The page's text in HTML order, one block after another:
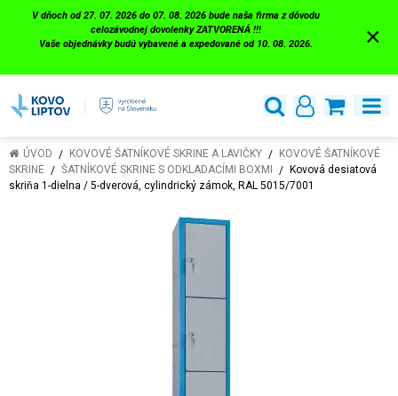
V dňoch od 27. 07. 2026 do 07. 08. 2026 bude naša firma z dôvodu
celozávodnej dovolenky ZATVORENÁ !!!
Vaše objednávky budú vybavené a expedované od 10. 08. 2026.
×
ÚVOD KOVOVÉ ŠATNÍKOVÉ SKRINE A LAVIČKY
KOVOVÉ ŠATNÍKOVÉ
SKRINE
ŠATNÍKOVÉ SKRINE S ODKLADACÍMI BOXMI
Kovová desiatová
skriňa 1-dielna / 5-dverová, cylindrický zámok, RAL 5015/7001